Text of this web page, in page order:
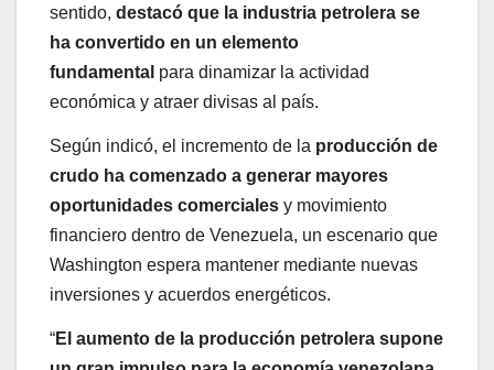
sentido, destacó que la industria petrolera se
ha convertido en un elemento
fundamental para dinamizar la actividad
económica y atraer divisas al país.
Según indicó, el incremento de la producción de
crudo ha comenzado a generar mayores
oportunidades comerciales y movimiento
financiero dentro de Venezuela, un escenario que
Washington espera mantener mediante nuevas
inversiones y acuerdos energéticos.
“El aumento de la producción petrolera supone